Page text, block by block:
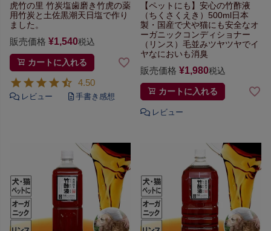
虎竹の里 竹炭塩歯磨き竹虎の薬
用竹炭と 土佐黒潮天日塩で作り
ました。
販売価格 ¥1,540税込
カートに入れる
4.50
【ペットにも】 安心の竹酢液
（ちくさくえき）500ml日本
製・国産で犬や猫にも安全なオ
ーガニックコンディショナー
（リンス） 毛並みツヤツヤでイ
ヤなにおいも消臭
販売価格 ¥1,980税込
カートに入れる